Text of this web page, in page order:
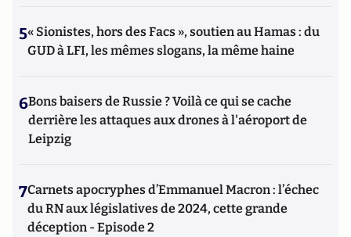
5« Sionistes, hors des Facs », soutien au Hamas : du
GUD à LFI, les mêmes slogans, la même haine
6Bons baisers de Russie ? Voilà ce qui se cache
derrière les attaques aux drones à l'aéroport de
Leipzig
7Carnets apocryphes d’Emmanuel Macron : l’échec
du RN aux législatives de 2024, cette grande
déception - Episode 2